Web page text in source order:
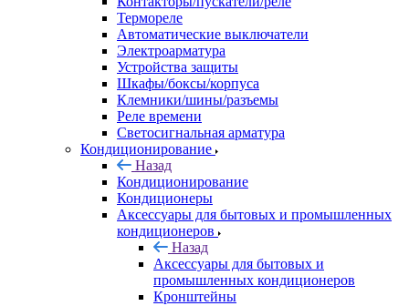
Термореле
Автоматические выключатели
Электроарматура
Устройства защиты
Шкафы/боксы/корпуса
Клемники/шины/разъемы
Реле времени
Светосигнальная арматура
Кондиционирование
Назад
Кондиционирование
Кондиционеры
Аксессуары для бытовых и промышленных
кондиционеров
Назад
Аксессуары для бытовых и
промышленных кондиционеров
Кронштейны